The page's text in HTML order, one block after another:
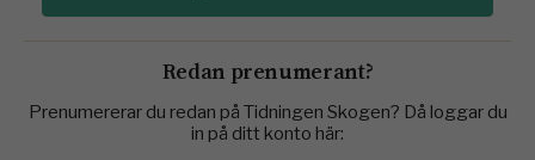
Redan prenumerant?
Prenumererar du redan på Tidningen Skogen? Då loggar du
in på ditt konto här: